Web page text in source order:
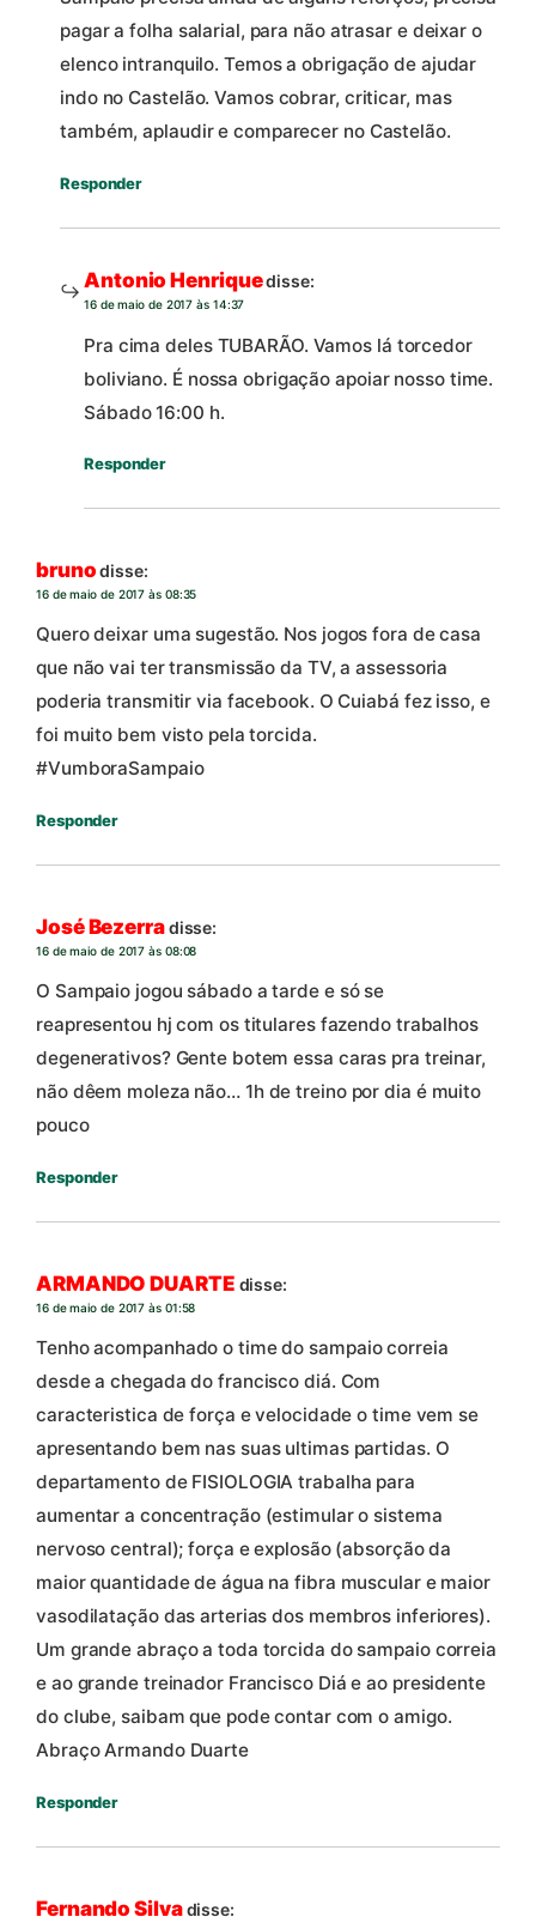
pagar a folha salarial, para não atrasar e deixar o
elenco intranquilo. Temos a obrigação de ajudar
indo no Castelão. Vamos cobrar, criticar, mas
também, aplaudir e comparecer no Castelão.
Responder
Antonio Henriquedisse:
16 de maio de 2017 às 14:37
Pra cima deles TUBARÃO. Vamos lá torcedor
boliviano. É nossa obrigação apoiar nosso time.
Sábado 16:00 h.
Responder
bruno disse:
16 de maio de 2017 às 08:35
Quero deixar uma sugestão. Nos jogos fora de casa
que não vai ter transmissão da TV, a assessoria
poderia transmitir via facebook. O Cuiabá fez isso, e
foi muito bem visto pela torcida.
#VumboraSampaio
Responder
José Bezerradisse:
16 de maio de 2017 às 08:08
O Sampaio jogou sábado a tarde e só se
reapresentou hj com os titulares fazendo trabalhos
degenerativos? Gente botem essa caras pra treinar,
não dêem moleza não… 1h de treino por dia é muito
pouco
Responder
ARMANDO DUARTE disse:
16 de maio de 2017 às 01:58
Tenho acompanhado o time do sampaio correia
desde a chegada do francisco diá. Com
caracteristica de força e velocidade o time vem se
apresentando bem nas suas ultimas partidas. O
departamento de FISIOLOGIA trabalha para
aumentar a concentração (estimular o sistema
nervoso central); força e explosão (absorção da
maior quantidade de água na fibra muscular e maior
vasodilatação das arterias dos membros inferiores).
Um grande abraço a toda torcida do sampaio correia
e ao grande treinador Francisco Diá e ao presidente
do clube, saibam que pode contar com o amigo.
Abraço Armando Duarte
Responder
Fernando Silvadisse: